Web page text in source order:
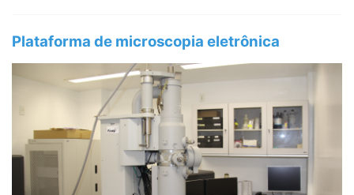
Plataforma de microscopia eletrônica